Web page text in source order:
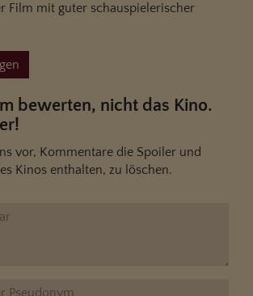
Film mit guter schauspielerischer
bewerten, nicht das Kino.
vor, Kommentare die Spoiler und
Kinos enthalten, zu löschen.